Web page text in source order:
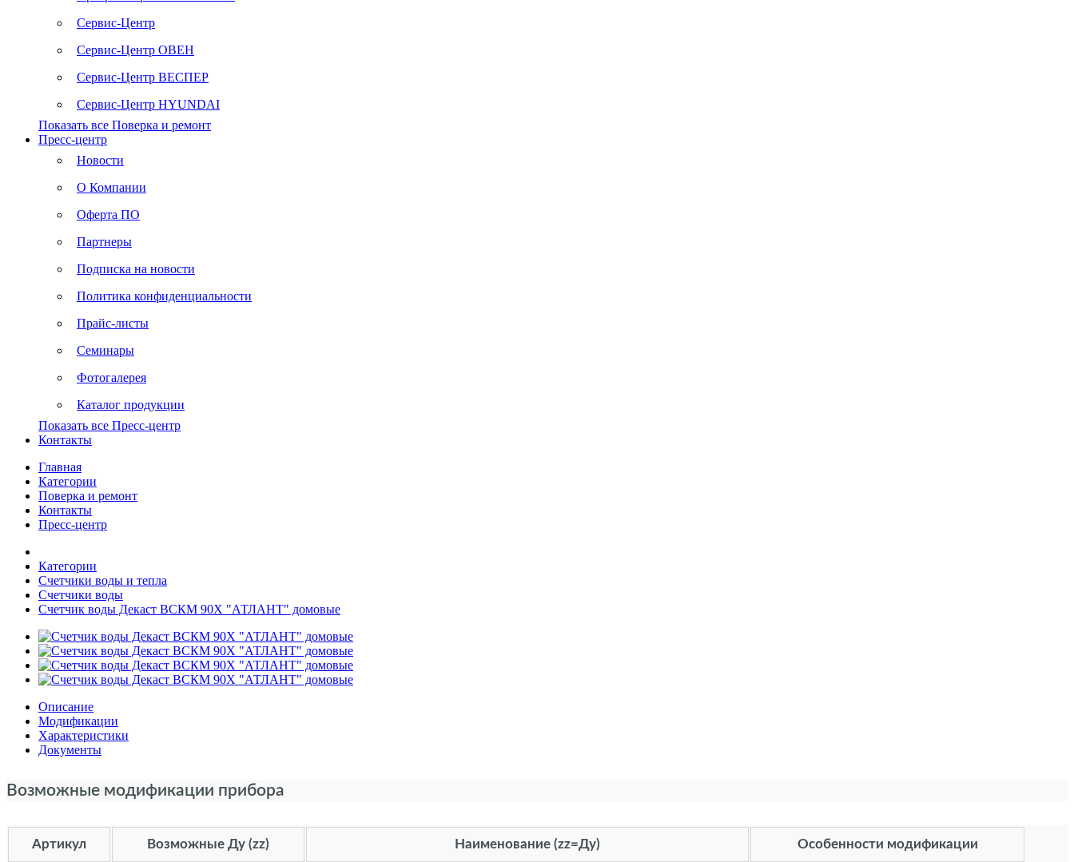
Сервис-Центр
Сервис-Центр ОВЕН
Сервис-Центр ВЕСПЕР
Сервис-Центр HYUNDAI
Показать все Поверка и ремонт
Пресс-центр
Новости
О Компании
Оферта ПО
Партнеры
Подписка на новости
Политика конфиденциальности
Прайс-листы
Семинары
Фотогалерея
Каталог продукции
Показать все Пресс-центр
Контакты
Главная
Категории
Поверка и ремонт
Контакты
Пресс-центр
Категории
Счетчики воды и тепла
Счетчики воды
Счетчик воды Декаст ВСКМ 90Х "АТЛАНТ" домовые
Описание
Модификации
Характеристики
Документы
Возможные модификации прибора
Артикул Возможные Ду (zz) Наименование (zz=Ду) Особенности модификации